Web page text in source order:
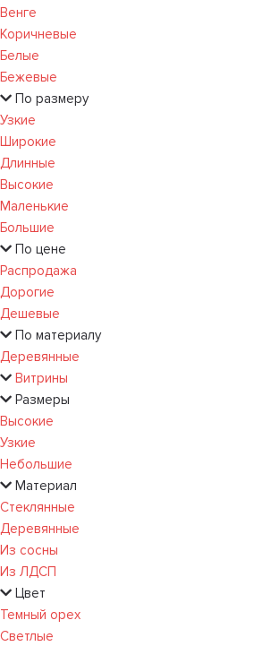
Венге
Коричневые
Белые
Бежевые
По размеру
Узкие
Широкие
Длинные
Высокие
Маленькие
Большие
По цене
Распродажа
Дорогие
Дешевые
По материалу
Деревянные
Витрины
Размеры
Высокие
Узкие
Небольшие
Материал
Стеклянные
Деревянные
Из сосны
Из ЛДСП
Цвет
Темный орех
Светлые